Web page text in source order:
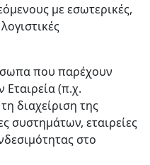
με εσωτερικές,
που παρέχουν
Εταιρεία (π.χ.
διαχείριση της
συστημάτων, εταιρείες
στο